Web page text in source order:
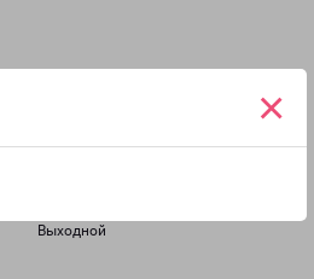
×
18:00
18:00
Выходной